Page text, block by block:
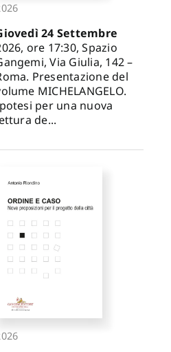
24 Settembre
ore 17:30, Spazio
Via Giulia, 142 –
Presentazione del
MICHELANGELO.
per una nuova
de...